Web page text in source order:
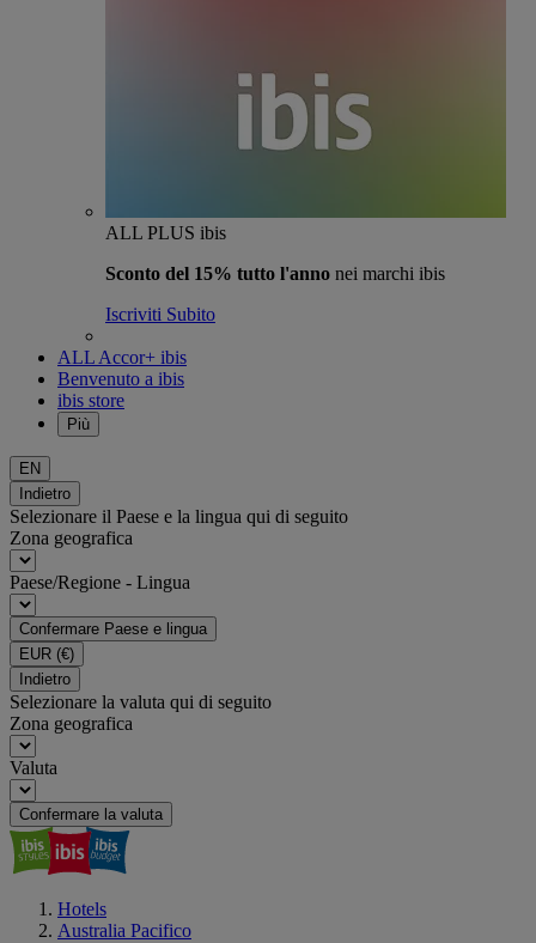
ALL PLUS ibis
Sconto del 15% tutto l'anno nei marchi ibis
Iscriviti Subito
ALL Accor+ ibis
Benvenuto a ibis
ibis store
Più
EN
Indietro
Selezionare il Paese e la lingua qui di seguito
Zona geografica
Paese/Regione - Lingua
Confermare Paese e lingua
EUR (€)
Indietro
Selezionare la valuta qui di seguito
Zona geografica
Valuta
Confermare la valuta
Hotels
Australia Pacifico